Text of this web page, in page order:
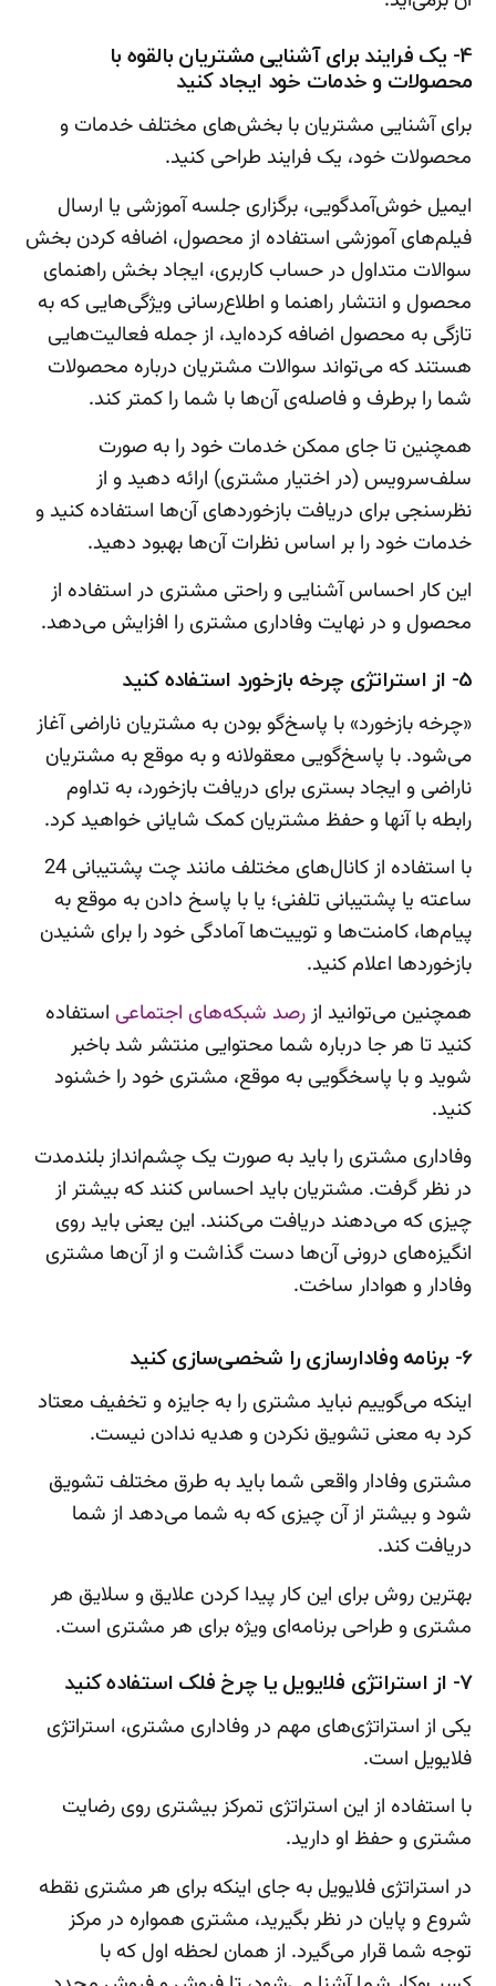
4- یک فرایند برای آشنایی مشتریان بالقوه با
محصولات و خدمات خود ایجاد کنید
برای آشنایی مشتریان با بخش‌های مختلف خدمات و
محصولات خود، یک فرایند طراحی کنید.
ایمیل خوش‌آمدگویی، برگزاری جلسه آموزشی یا ارسال
فیلم‌های آموزشی استفاده از محصول، اضافه کردن بخش
سوالات متداول در حساب کاربری، ایجاد بخش راهنمای
محصول و انتشار راهنما و اطلاع‌رسانی ویژگی‌هایی که به
تازگی به محصول اضافه کرده‌اید، از جمله فعالیت‌هایی
هستند که می‌تواند سوالات مشتریان درباره محصولات
شما را برطرف و فاصله‌ی آن‌ها با شما را کمتر کند.
همچنین تا جای ممکن خدمات خود را به صورت
سلف‌سرویس (در اختیار مشتری) ارائه دهید و از
نظرسنجی برای دریافت بازخوردهای آن‌ها استفاده کنید و
خدمات خود را بر اساس نظرات آن‌ها بهبود دهید.
این کار احساس آشنایی و راحتی مشتری در استفاده از
محصول و در نهایت وفاداری مشتری را افزایش می‌دهد.
5- از استراتژی چرخه بازخورد استفاده کنید
«چرخه بازخورد» با پاسخ‌گو بودن به مشتریان ناراضی آغاز
می‌شود. با پاسخ‌گویی معقولانه و به موقع به مشتریان
ناراضی و ایجاد بستری برای دریافت بازخورد، به تداوم
رابطه با آنها و حفظ مشتریان کمک شایانی خواهید کرد.
با استفاده از کانال‌های مختلف مانند چت پشتیبانی 24
ساعته یا پشتیبانی تلفنی؛ یا با پاسخ دادن به موقع به
پیام‌ها، کامنت‌ها و توییت‌ها آمادگی خود را برای شنیدن
بازخوردها اعلام کنید.
همچنین می‌توانید از رصد شبکه‌های اجتماعی استفاده
کنید تا هر جا درباره شما محتوایی منتشر شد باخبر
شوید و با پاسخگویی به موقع، مشتری خود را خشنود
کنید.
وفاداری مشتری را باید به صورت یک چشم‌انداز بلندمدت
در نظر گرفت. مشتریان باید احساس کنند که بیشتر از
چیزی که می‌دهند دریافت می‌کنند. این یعنی باید روی
انگیزه‌های درونی آن‌ها دست گذاشت و از آن‌ها مشتری
وفادار و هوادار ساخت.
6- برنامه وفادارسازی را شخصی‌سازی کنید
اینکه می‌گوییم نباید مشتری را به جایزه و تخفیف معتاد
کرد به معنی تشویق نکردن و هدیه ندادن نیست.
مشتری وفادار واقعی شما باید به طرق مختلف تشویق
شود و بیشتر از آن چیزی که به شما می‌دهد از شما
دریافت کند.
بهترین روش برای این کار پیدا کردن علایق و سلایق هر
مشتری و طراحی برنامه‌ای ویژه برای هر مشتری است.
7- از استراتژی فلایویل یا چرخ فلک استفاده کنید
یکی از استراتژی‌های مهم در وفاداری مشتری، استراتژی
فلایویل است.
با استفاده از این استراتژی تمرکز بیشتری روی رضایت
مشتری و حفظ او دارید.
در استراتژی فلایویل به جای اینکه برای هر مشتری نقطه
شروع و پایان در نظر بگیرید، مشتری همواره در مرکز
توجه شما قرار می‌گیرد. از همان لحظه اول که با